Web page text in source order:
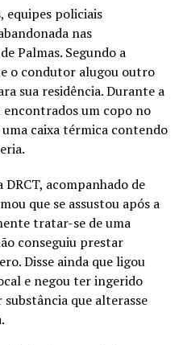
equipes policiais
nas
Palmas. Segundo a
o condutor alugou outro
sua residência. Durante a
um copo no
caixa térmica contendo
acompanhado de
que se assustou após a
tratar-se de uma
conseguiu prestar
Disse ainda que ligou
e negou ter ingerido
que alterasse